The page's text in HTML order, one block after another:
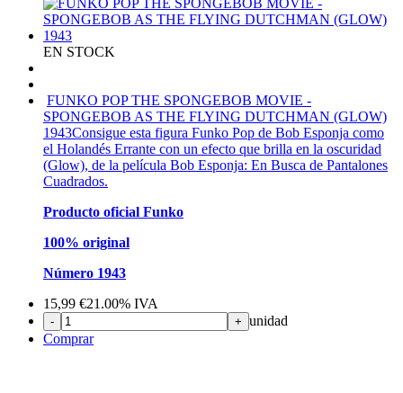
EN STOCK
FUNKO POP THE SPONGEBOB MOVIE -
SPONGEBOB AS THE FLYING DUTCHMAN (GLOW)
1943Consigue esta figura Funko Pop de Bob Esponja como
el Holandés Errante con un efecto que brilla en la oscuridad
(Glow), de la película Bob Esponja: En Busca de Pantalones
Cuadrados.
Producto oficial Funko
100% original
Número 1943
15,99 €21.00% IVA
- + unidad
Comprar